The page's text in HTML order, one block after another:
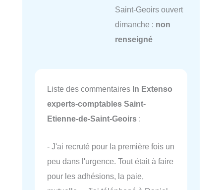
Saint-Geoirs ouvert
dimanche : non
renseigné
Liste des commentaires In Extenso
experts-comptables Saint-
Etienne-de-Saint-Geoirs :
- J'ai recruté pour la première fois un
peu dans l'urgence. Tout était à faire
pour les adhésions, la paie,